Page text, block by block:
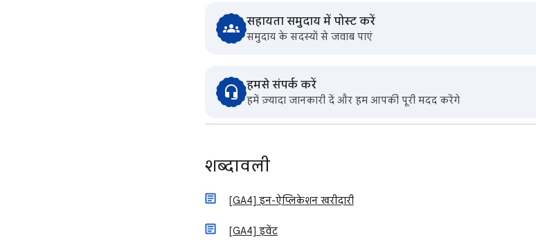
सहायता समुदाय में पोस्ट करें
समुदाय के सदस्यों से जवाब पाएं
हमसे संपर्क करें
हमें ज़्यादा जानकारी दें और हम आपकी पूरी मदद करेंगे
शब्दावली
[GA4] इन-ऐप्लिकेशन खरीदारी
[GA4] इवेंट